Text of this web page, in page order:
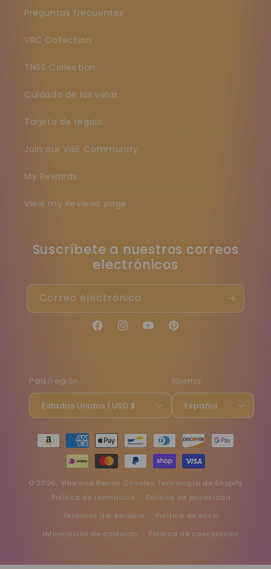
Preguntas frecuentes
VRC Collection
TNSS Collection
Cuidado de las velas
Tarjeta de regalo
Join our VIBE Community
My Rewards
View my Reviews page
Suscríbete a nuestros correos
electrónicos
Correo electrónico
FacebookInstagramYouTubePinterest
País/región
Estados Unidos | USD $
Idioma
Español
Formas
© 2026, Vibe and Revive Candles Tecnología de Shopify
Política de reembolso
Política de privacidad
Términos del servicio
Política de envío
Información de contacto
Política de cancelación